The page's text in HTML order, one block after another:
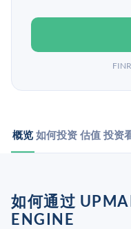
概览 如何投资 估值 投资
如何通过
ENGINE